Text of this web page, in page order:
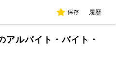
保存 履歴
アルバイト・バイト・